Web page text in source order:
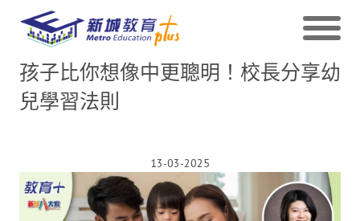
孩子比你想像中更聰明！校長分享幼
兒學習法則
13-03-2025